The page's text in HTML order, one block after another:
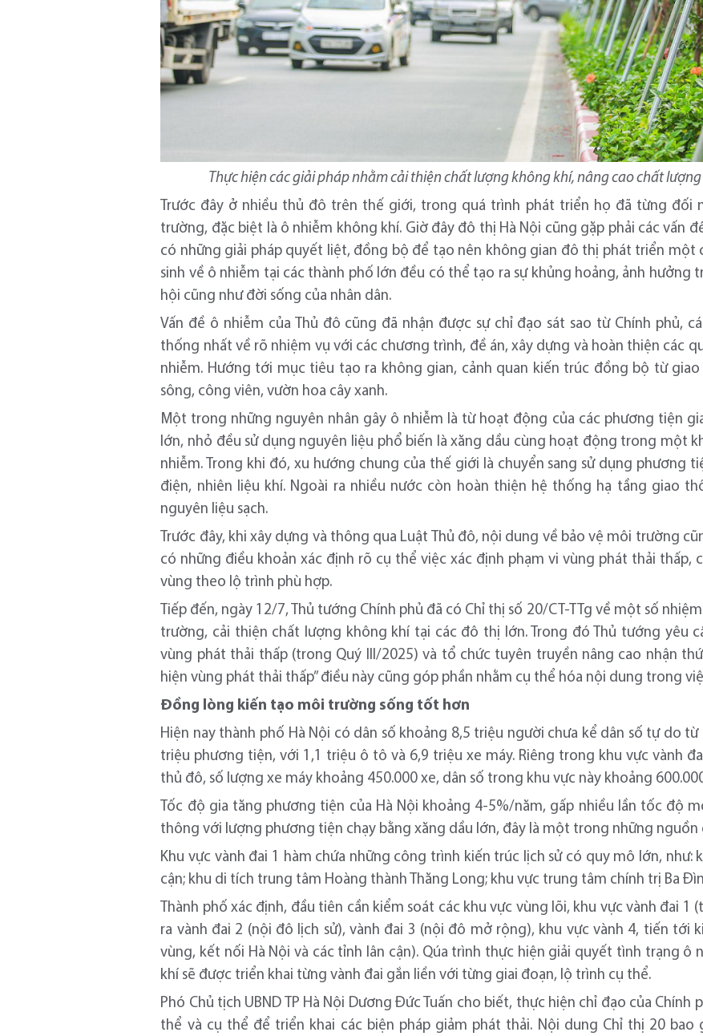
Thực hiện các giải pháp nhằm cải thiện chất lượng không khí, nâng cao chất
Trước đây ở nhiều thủ đô trên thế giới, trong quá trình phát triển họ đã từng đối
trường, đặc biệt là ô nhiễm không khí. Giờ đây đô thị Hà Nội cũng gặp phải các vấn
có những giải pháp quyết liệt, đồng bộ để tạo nên không gian đô thị phát triển một
sinh về ô nhiễm tại các thành phố lớn đều có thể tạo ra sự khủng hoảng, ảnh hưởng
hội cũng như đời sống của nhân dân.
Vấn đề ô nhiễm của Thủ đô cũng đã nhận được sự chỉ đạo sát sao từ Chính phủ,
thống nhất về rõ nhiệm vụ với các chương trình, đề án, xây dựng và hoàn thiện các
nhiễm. Hướng tới mục tiêu tạo ra không gian, cảnh quan kiến trúc đồng bộ từ
sông, công viên, vườn hoa cây xanh.
Một trong những nguyên nhân gây ô nhiễm là từ hoạt động của các phương tiện
lớn, nhỏ đều sử dụng nguyên liệu phổ biến là xăng dầu cùng hoạt động trong một
nhiễm. Trong khi đó, xu hướng chung của thế giới là chuyển sang sử dụng phương
điện, nhiên liệu khí. Ngoài ra nhiều nước còn hoàn thiện hệ thống hạ tầng giao
nguyên liệu sạch.
Trước đây, khi xây dựng và thông qua Luật Thủ đô, nội dung về bảo vệ môi trường
có những điều khoản xác định rõ cụ thể việc xác định phạm vi vùng phát thải thấp,
vùng theo lộ trình phù hợp.
Tiếp đến, ngày 12/7, Thủ tướng Chính phủ đã có Chỉ thị số 20/CT-TTg về một số
trường, cải thiện chất lượng không khí tại các đô thị lớn. Trong đó Thủ tướng yêu
vùng phát thải thấp (trong Quý III/2025) và tổ chức tuyên truyền nâng cao nhận
hiện vùng phát thải thấp” điều này cũng góp phần nhằm cụ thể hóa nội dung trong
Đồng lòng kiến tạo môi trường sống tốt hơn
Hiện nay thành phố Hà Nội có dân số khoảng 8,5 triệu người chưa kể dân số tự do
triệu phương tiện, với 1,1 triệu ô tô và 6,9 triệu xe máy. Riêng trong khu vực vành
thủ đô, số lượng xe máy khoảng 450.000 xe, dân số trong khu vực này khoảng
Tốc độ gia tăng phương tiện của Hà Nội khoảng 4-5%/năm, gấp nhiều lần tốc độ
thông với lượng phương tiện chạy bằng xăng dầu lớn, đây là một trong những nguồn
Khu vực vành đai 1 hàm chứa những công trình kiến trúc lịch sử có quy mô lớn, như:
cận; khu di tích trung tâm Hoàng thành Thăng Long; khu vực trung tâm chính trị Ba
Thành phố xác định, đầu tiên cần kiểm soát các khu vực vùng lõi, khu vực vành đai
ra vành đai 2 (nội đô lịch sử), vành đai 3 (nội đô mở rộng), khu vực vành 4, tiến tới
vùng, kết nối Hà Nội và các tỉnh lân cận). Qúa trình thực hiện giải quyết tình trạng
khí sẽ được triển khai từng vành đai gắn liền với từng giai đoạn, lộ trình cụ thể.
Phó Chủ tịch UBND TP Hà Nội Dương Đức Tuấn cho biết, thực hiện chỉ đạo của
thể và cụ thể để triển khai các biện pháp giảm phát thải. Nội dung Chỉ thị 20